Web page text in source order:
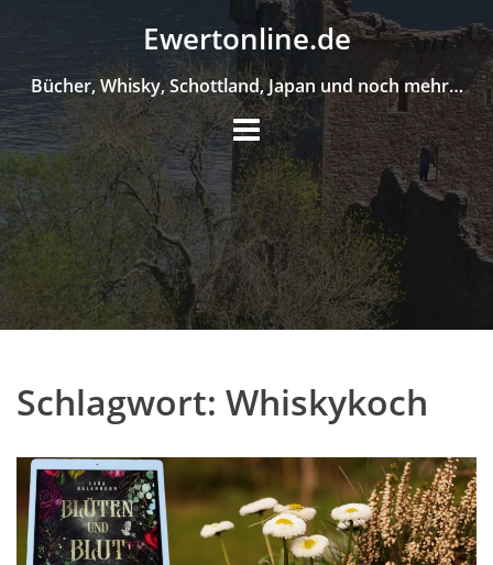
to
Ewertonline.de
Bücher, Whisky, Schottland, Japan und noch mehr…
Schlagwort: Whiskykoch